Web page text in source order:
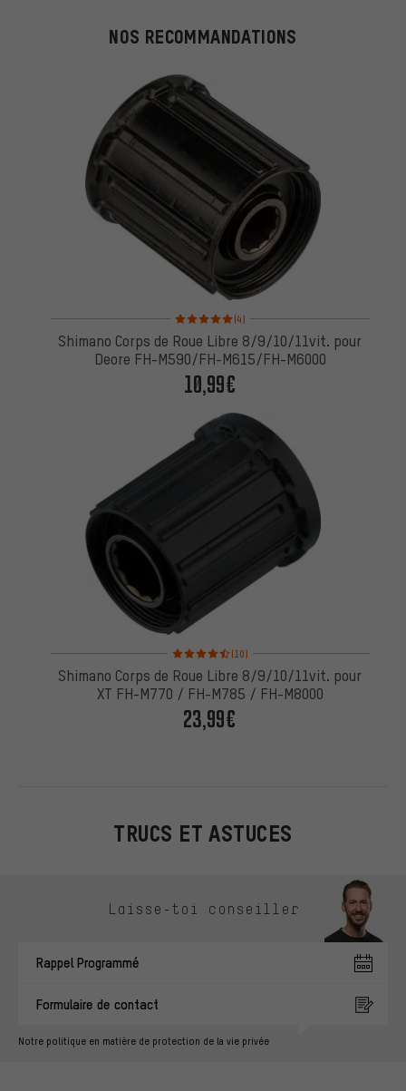
NOS RECOMMANDATIONS
Note moyenne : 5 sur 5 d'après 4 avis
(4)
Shimano Corps de Roue Libre 8/9/10/11vit. pour
Deore FH-M590/FH-M615/FH-M6000
10,99€
Note moyenne : 4,5 sur 5 d'après 10 avis
(10)
Shimano Corps de Roue Libre 8/9/10/11vit. pour
XT FH-M770 / FH-M785 / FH-M8000
23,99€
TRUCS ET ASTUCES
Laisse-toi conseiller
Rappel Programmé
Formulaire de contact
Notre politique en matière de protection de la vie privée